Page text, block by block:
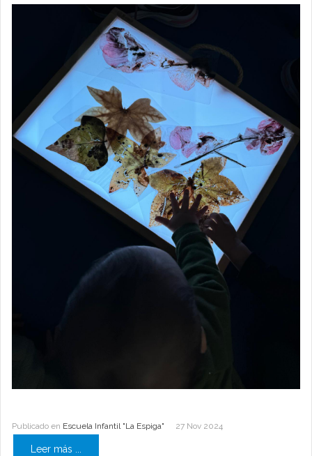
Publicado en Escuela Infantil "La Espiga" 27 Nov 2024
Leer más ...